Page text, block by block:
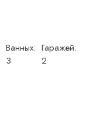
Ванных:
3
Гаражей:
2